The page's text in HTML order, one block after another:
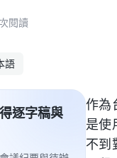
閱讀
語
逐字稿與
作為
是使
不到